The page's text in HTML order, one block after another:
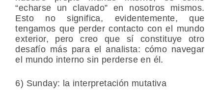
“echarse un clavado” en nosotros mismos.
Esto no significa, evidentemente, que
tengamos que perder contacto con el mundo
exterior, pero creo que sí constituye otro
desafío más para el analista: cómo navegar
el mundo interno sin perderse en él.
6) Sunday: la interpretación mutativa